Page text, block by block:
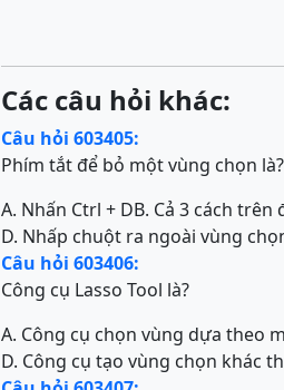
Các câu hỏi khác:
Câu hỏi 603405:
Phím tắt để bỏ một vùng chọn là?
A. Nhấn Ctrl + DB. Cả 3 cách trên
D. Nhấp chuột ra ngoài vùng
Câu hỏi 603406:
Công cụ Lasso Tool là?
A. Công cụ chọn vùng dựa theo
D. Công cụ tạo vùng chọn khác